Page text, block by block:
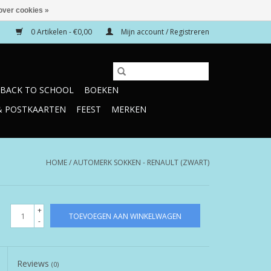
0 Artikelen - €0,00 Mijn account / Registreren
BACK TO SCHOOL
BOEKEN
POSTKAARTEN FEEST MERKEN
HOME/AUTOMERK SOKKEN - RENAULT (ZWART)
+
-
TOEVOEGEN AAN WINKELWAGEN
Reviews(0)
cookies »